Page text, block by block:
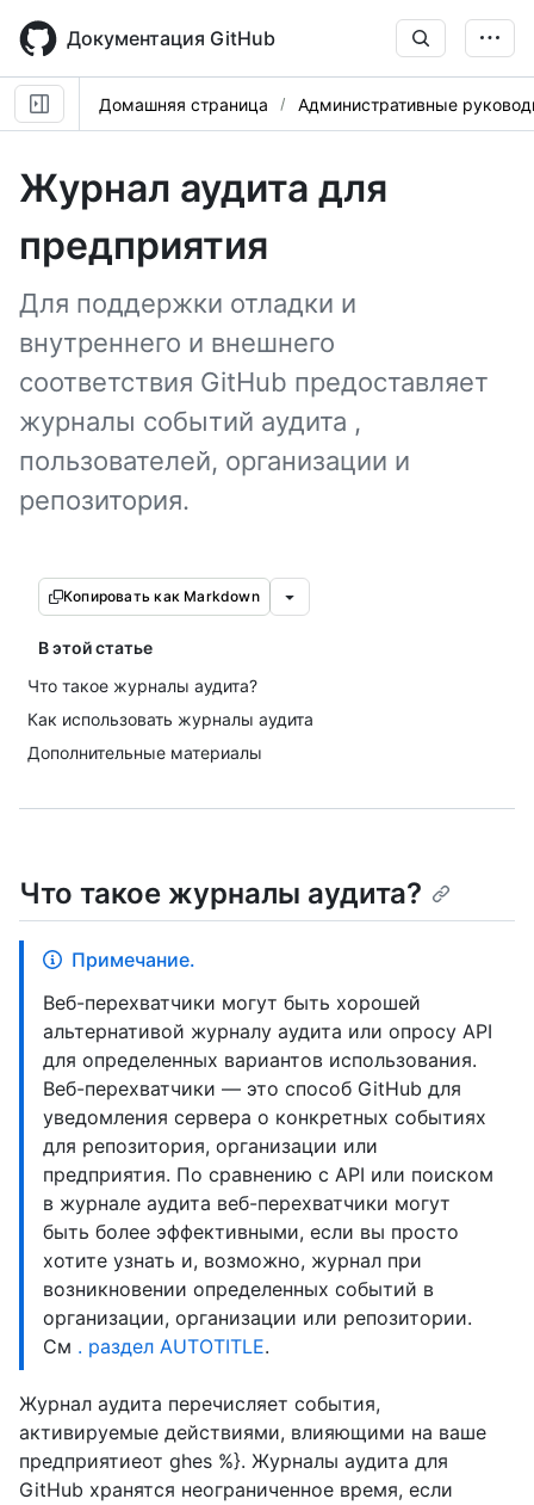
main
content
Документация GitHub
Домашняя страница Административные
Журнал аудита для
предприятия
Для поддержки отладки и
внутреннего и внешнего
соответствия GitHub предоставляет
журналы событий аудита ,
пользователей, организации и
репозитория.
Копировать как Markdown
В этой статье
Что такое журналы аудита?
Как использовать журналы аудита
Дополнительные материалы
Что такое журналы аудита?
Примечание.
Веб-перехватчики могут быть хорошей
альтернативой журналу аудита или опросу API
для определенных вариантов использования.
Веб-перехватчики — это способ GitHub для
уведомления сервера о конкретных событиях
для репозитория, организации или
предприятия. По сравнению с API или поиском
в журнале аудита веб-перехватчики могут
быть более эффективными, если вы просто
хотите узнать и, возможно, журнал при
возникновении определенных событий в
организации, организации или репозитории.
См . раздел AUTOTITLE.
Журнал аудита перечисляет события,
активируемые действиями, влияющими на ваше
предприятиеот ghes %}. Журналы аудита для
GitHub хранятся неограниченное время, если